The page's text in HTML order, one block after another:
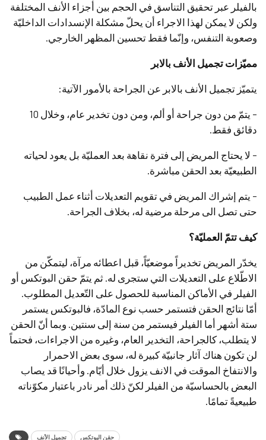
بالفيلر عبر تحقيق التناسق في الحجم بين أجزاء الأنف المختلفة
ولكن لا يمكن لهذا الاجراء أن يحلّ مشكلة الإنسدادات الداخليّة
وصعوبة التنفس، وإنّما فقط تحسين المظهر الخارجي.
مميّزات تجميل الأنف بالابر
يتميّز تجميل الأنف بالابر عن الجراحة بالأمور الآتية:
– يتمّ من دون جراحة أو ألم، ومن دون تخدير عام، وخلال 10
دقائق فقط.
– لا يحتاج المريض إلى فترة نقاهة بعد العمليّة بل يعود لحياته
الطبيعيّة بعد الحقن مباشرة.
– يتم إشراك المريض في تقويم التعديلات أثناء عمل الطبيب
حتى تصل الى مرحلة مرضية له، بخلاف الجراحة.
كيف تتمّ العمليّة؟
يخدّر المريض تخديراً موضعيّاً، قبل اعطائه مرآة، ليتمكّن من
الاطّلاع على التعديلات التي ستجرى له. ثم يتمّ حقن البوتكس أو
الفيلر في الأماكن المناسبة للحصول على التّعديل المطلوب.
أمّا نتائج الحقن فتستمر حسب نوع المادّة، فالبوتكس يستمر
ستة أشهر أما الفيلر فيستمر من سنة إلى سنتين. وبما أنّ الحقن
لا يتطلب، كالجراحة، التخدير العام، وغيره من الاجراءات، فحتماً
لن تكون هناك آثار جانبيّة كبيرة له، سوى بعض الاحمرار
والانتفاخ الموقت في الانف يزول خلال أيّام. وأحيانًا قد يصاب
البعض بالحساسيّة من الفيلر لكنّ ذلك أمر نادر باعتبار مكوّناته
طبيعيةً تمامًا.
تجميل الأنف حقن البوتكس